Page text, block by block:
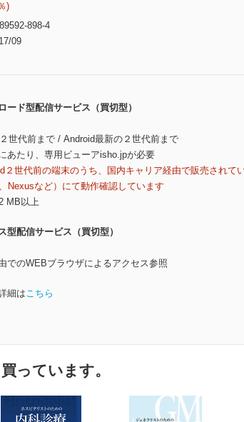
)
898-4
09
ード型配信サービス（買切型）
世代前まで / Android最新の２世代前まで
あたり、専用ビューアisho.jpが必要
世代前の端末のうち、国内キャリア経由で販売されて
Nexusなど）にて動作確認しています
MB以上
型配信サービス（買切型）
でのWEBブラウザによるアクセス参照
細はこちら
っています。